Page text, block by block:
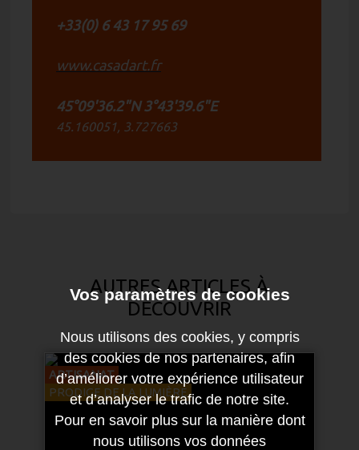
Vos paramètres de cookies
Nous utilisons des cookies, y compris
des cookies de nos partenaires, afin
d’améliorer votre expérience utilisateur
et d’analyser le trafic de notre site.
Pour en savoir plus sur la manière dont
nous utilisons vos données
+33(0) 6 43 17 95 69
www.casadart.fr
45°09'36.2"N 3°43'39.6"E
45.160051, 3.727663
AUTRES ARTICLES À
DÉCOUVRIR
ARTISANAT
PRODIGE DE LA LUMIÈRE